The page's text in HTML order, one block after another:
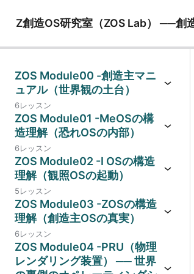
Z創造OS研究室（ZOS Lab） ──創
ZOS Module00 -創造主マニ
ュアル（世界観の土台）
6レッスン
ZOS Module01 -MeOSの構
造理解（恐れOSの内部）
6レッスン
ZOS Module02 -I OSの構造
理解（観照OSの起動）
5レッスン
ZOS Module03 -ZOSの構造
理解（創造主OSの真実）
6レッスン
ZOS Module04 -PRU（物理
レンダリング装置） ── 世界